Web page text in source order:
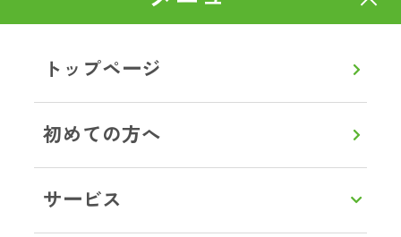
トップページ
初めての方へ
サービス
でした！作業はとても手際がよく、
ました。作業員の方も感じがよく、
終始丁寧で安心してお任せできまし
た。料金も明朗で、最初から最後ま
でストレスなく対応していただき、
ばぜひお願いしたいと思います。あ
りがとうございました。